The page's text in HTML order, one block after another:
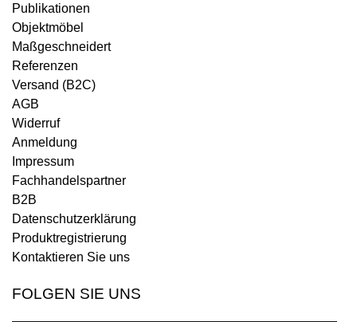
Publikationen
Objektmöbel
Maßgeschneidert
Referenzen
Versand (B2C)
AGB
Widerruf
Anmeldung
Impressum
Fachhandelspartner
B2B
Datenschutzerklärung
Produktregistrierung
Kontaktieren Sie uns
FOLGEN SIE UNS